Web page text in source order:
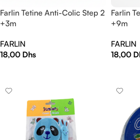
Farlin Tetine Anti-Colic Step 2
+3m
FARLIN
18,00 Dhs
Farlin
+9m
FARLIN
18,00